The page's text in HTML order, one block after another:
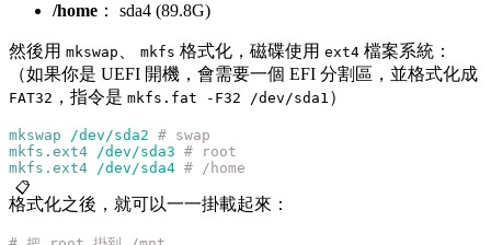
/home ： sda4 (89.8G)
然後用 mkswap mkfs 格式化，磁碟使用 ext4 檔案系統：
（如果你是 UEFI 開機，會需要一個 EFI 分割區，並格式化成
FAT32 ，指令是 mkfs.fat -F32 /dev/sda1 ）
mkswap /dev/sda2 # swap
mkfs.ext4 /dev/sda3 # root
mkfs.ext4 /dev/sda4 # /home
📋
格式化之後，就可以一一掛載起來：